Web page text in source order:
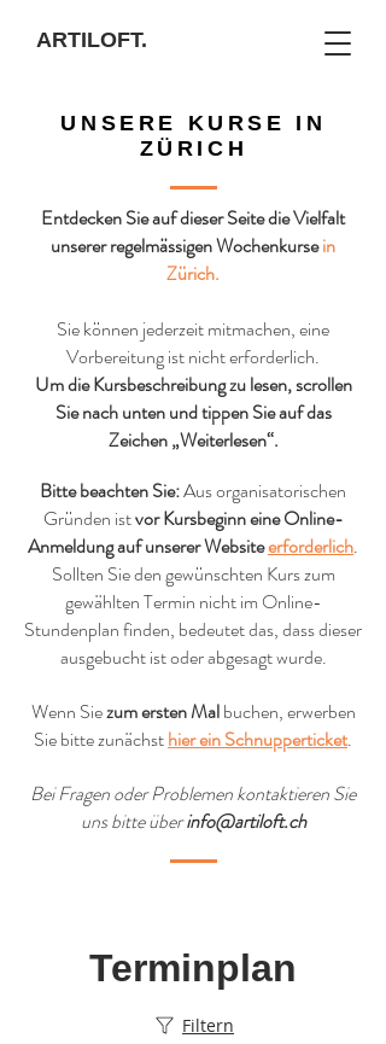
ARTILOFT.
UNSERE KURSE IN
ZÜRICH
Entdecken Sie auf dieser Seite die Vielfalt
unserer regelmässigen Wochenkursein
Zürich.
Sie können jederzeit mitmachen,eine
Vorbereitung ist nicht erforderlich.
Um die Kursbeschreibung zu lesen, scrollen
Sie nach unten und tippen Sie auf das
Zeichen „Weiterlesen“.
Bitte beachten Sie:Aus organisatorischen
Gründen istvor Kursbeginneine Online-
Anmeldung auf unserer Websiteerforderlich.
Sollten Sie den gewünschten Kurs zum
gewählten Termin nicht im Online-
Stundenplan finden, bedeutet das, dass dieser
ausgebucht ist oder abgesagt wurde.
Wenn Siezum ersten Malbuchen, erwerben
Sie bittezunächsthier ein Schnupperticket.
Bei Fragen oder Problemen kontaktieren Sie
uns bitte überinfo@artiloft.ch
Terminplan
Filtern